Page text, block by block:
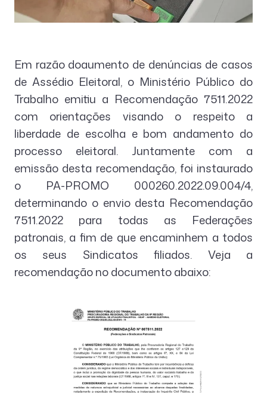
Em razão doaumento de denúncias de casos
de Assédio Eleitoral, o Ministério Público do
Trabalho emitiu a Recomendação 7511.2022
com orientações visando o respeito a
liberdade de escolha e bom andamento do
processo eleitoral. Juntamente com a
emissão desta recomendação, foi instaurado
o PA-PROMO 000260.2022.09.004/4,
determinando o envio desta Recomendação
7511.2022 para todas as Federações
patronais, a fim de que encaminhem a todos
os seus Sindicatos filiados. Veja a
recomendação no documento abaixo: